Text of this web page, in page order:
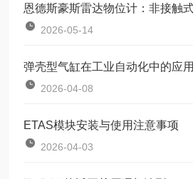
2026-05-14
弹壳型气缸在工业自动化中的应用
2026-04-08
ETAS模块安装与使用注意事项
2026-04-03